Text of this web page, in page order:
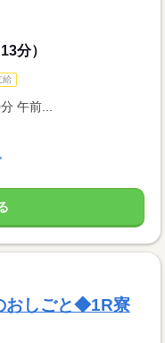
分）
給
午前...
おしごと◆1R寮